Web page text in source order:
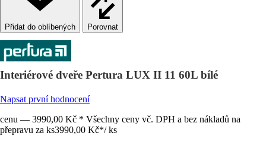
Porovnat
Interiérové dveře Pertura LUX II 11 60L bílé
Napsat první hodnocení
cenu — 3990,00 Kč * Všechny ceny vč. DPH a bez nákladů na
přepravu za ks3990,00 Kč*/ ks